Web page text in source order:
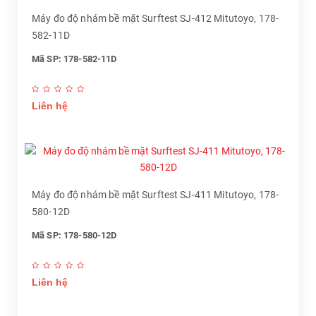
Máy đo độ nhám bề mặt Surftest SJ-412 Mitutoyo, 178-
582-11D
Mã SP: 178-582-11D
Liên hệ
Máy đo độ nhám bề mặt Surftest SJ-411 Mitutoyo, 178-
580-12D
Mã SP: 178-580-12D
Liên hệ